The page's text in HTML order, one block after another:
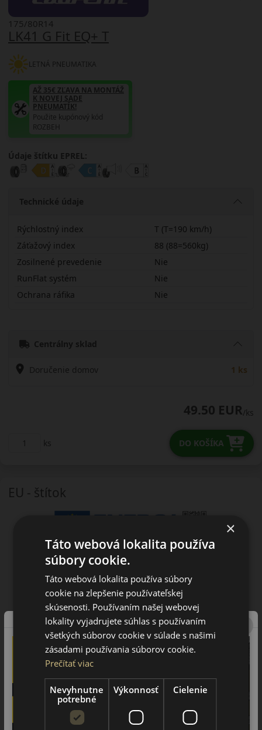
LK41 G Fit EQ+ T
175/80R14
LETNÁ PNEUMATIKA
AŽ 35€ ZĽAVA NA MONTÁŽ
K NOVEJ SADE
PNEUMATÍK!
Použite kupónový kód
ROZBEH
Údaje štítku EPREL:
Technické údaje
Rýchlostný index
T (T=190 km/h)
Záťažový index
88 (88=560kg)
Zosilnené prevedenie
Nie
RunFlat systém
Nie
Ochrana ráfika
Nie
Centrálny sklad
Doručenie domov 1 ks
49.50 EUR/ks
ks DO KOŠÍKA
EU - štítok
×
Táto webová lokalita používa
súbory cookie.
Táto webová lokalita používa súbory
cookie na zlepšenie používateľskej
skúsenosti. Používaním našej webovej
lokality vyjadrujete súhlas s používaním
všetkých súborov cookie v súlade s našimi
zásadami používania súborov cookie.
Prečítať viac
Nevyhnutne
potrebné
Výkonnosť Cielenie